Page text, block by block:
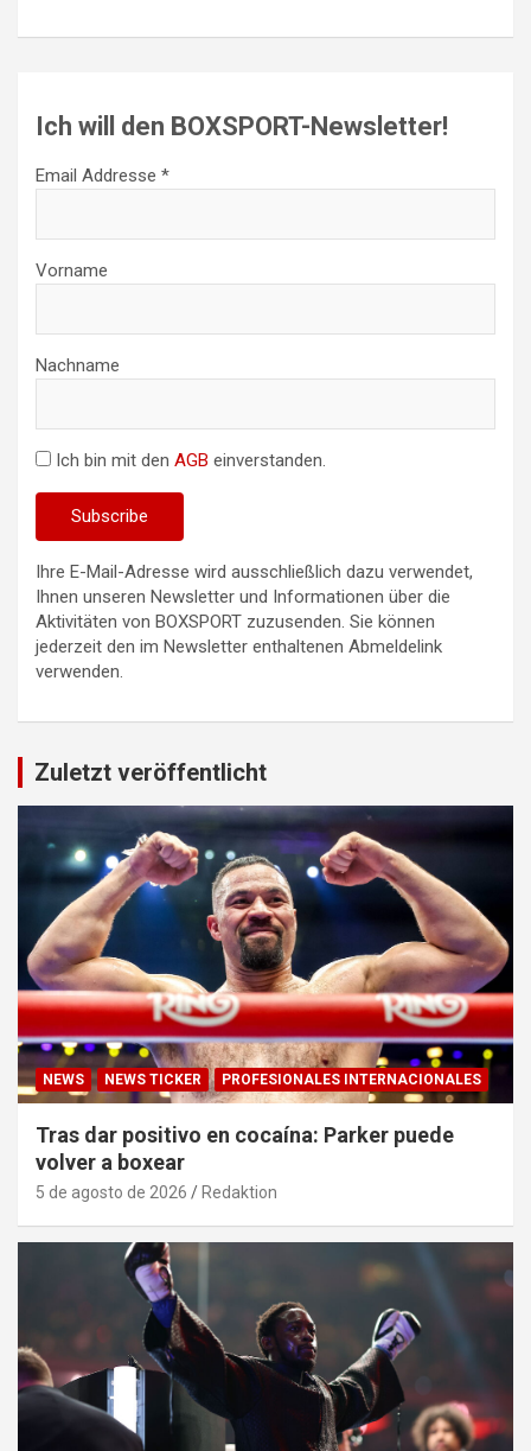
Ich will den BOXSPORT-Newsletter!
Email Addresse *
Vorname
Nachname
Ich bin mit den AGB einverstanden.
Ihre E-Mail-Adresse wird ausschließlich dazu verwendet,
Ihnen unseren Newsletter und Informationen über die
Aktivitäten von BOXSPORT zuzusenden. Sie können
jederzeit den im Newsletter enthaltenen Abmeldelink
verwenden.
Zuletzt veröffentlicht
NEWS NEWS TICKER PROFESIONALES INTERNACIONALES
Tras dar positivo en cocaína: Parker puede
volver a boxear
5 de agosto de 2026 Redaktion